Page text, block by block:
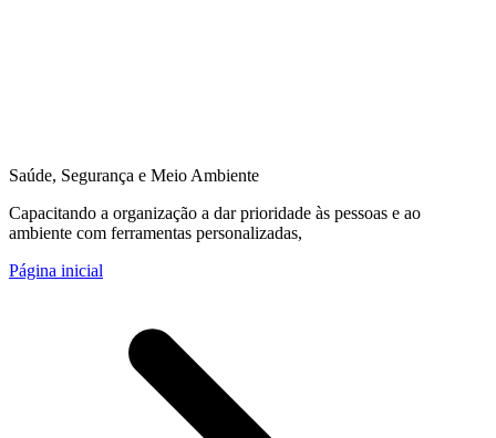
Saúde, Segurança e Meio Ambiente
Capacitando a organização a dar prioridade às pessoas e ao
ambiente com ferramentas personalizadas,
Página inicial